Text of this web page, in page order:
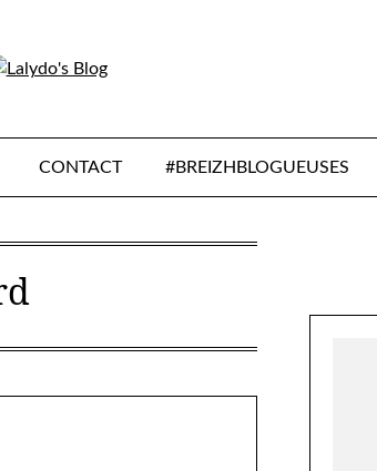
CONTACT #BREIZHBLOGUEUSES